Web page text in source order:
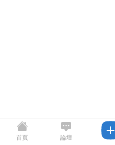
首頁 論壇